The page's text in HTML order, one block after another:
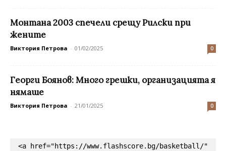
Монтана 2003 спечели срещу Рилски при
жените
Виктория Петрова - 01/02/2025 0
Георги Боянов: Много грешки, организацията я
нямаше
Виктория Петрова - 21/01/2025 0
<a href="https://www.flashscore.bg/basketball/"